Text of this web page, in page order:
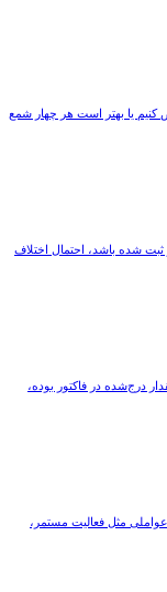
یا بهتر است هر چهار شمع
ثبت شده باشد، احتمال اختلاف
درج‌شده در فاکتور بوده،
مثل فعالیت مستمر،